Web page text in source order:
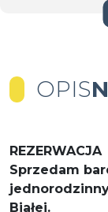
OPIS
REZERWACJA
Sprzedam
Białej.